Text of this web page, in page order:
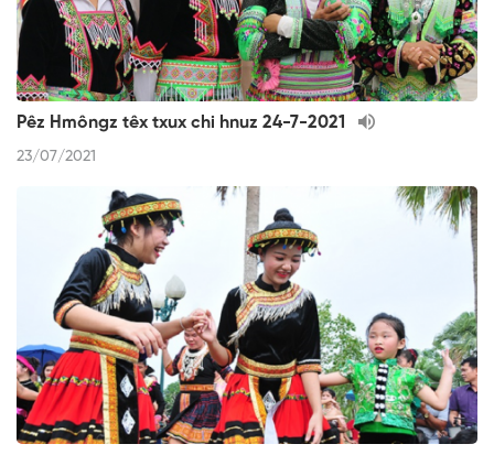
Pêz Hmôngz têx txux chi hnuz 24-7-2021
23/07/2021